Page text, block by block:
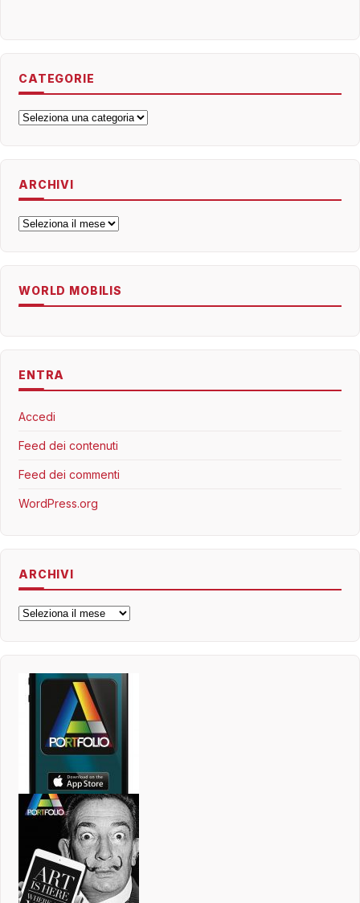
CATEGORIE
Categorie
ARCHIVI
Archivi
WORLD MOBILIS
ENTRA
Accedi
Feed dei contenuti
Feed dei commenti
WordPress.org
ARCHIVI
Archivi